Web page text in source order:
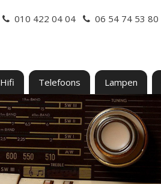
010 422 04 04 06 54 74 53 80
Hifi Telefoons Lampen